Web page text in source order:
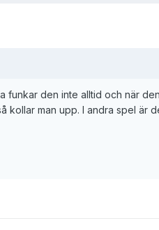
funkar den inte alltid och när
man upp. I andra spel är